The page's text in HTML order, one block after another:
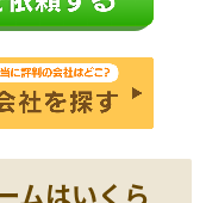
ムはいくら